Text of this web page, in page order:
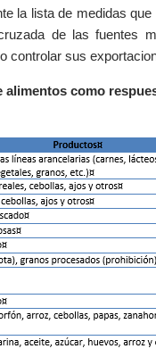
la lista de medidas
de las fuentes
controlar sus
como